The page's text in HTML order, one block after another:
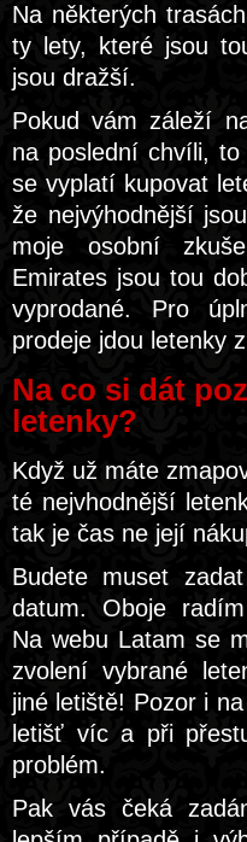
Na některých
ty lety, které jsou
jsou dražší.
Pokud vám záleží
na poslední chvíli,
se vyplatí kupovat
že nejvýhodnější
moje osobní
Emirates jsou tou
vyprodané. Pro
prodeje jdou letenky
Na co si dát
letenky?
Když už máte
té nejvhodnější
tak je čas ne její
Budete muset
datum. Oboje
Na webu Latam se
zvolení vybrané
jiné letiště! Pozor i
letišť víc a při
problém.
Pak vás čeká